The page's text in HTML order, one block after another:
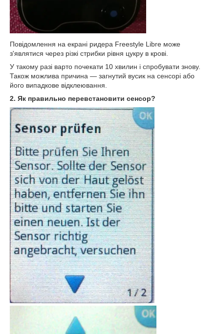
Повідомлення на екрані ридера Freestyle Libre може
з'являтися через різкі стрибки рівня цукру в крові.
У такому разі варто почекати 10 хвилин і спробувати знову.
Також можлива причина — загнутий вусик на сенсорі або
його випадкове відклеювання.
2. Як правильно перевстановити сенсор?